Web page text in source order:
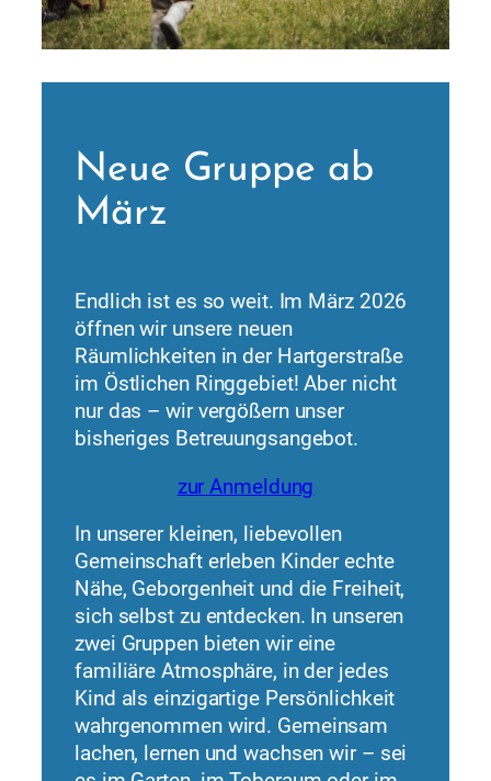
Neue Gruppe ab
März
Endlich ist es so weit. Im März 2026
öffnen wir unsere neuen
Räumlichkeiten in der Hartgerstraße
im Östlichen Ringgebiet! Aber nicht
nur das – wir vergößern unser
bisheriges Betreuungsangebot.
zur Anmeldung
In unserer kleinen, liebevollen
Gemeinschaft erleben Kinder echte
Nähe, Geborgenheit und die Freiheit,
sich selbst zu entdecken. In unseren
zwei Gruppen bieten wir eine
familiäre Atmosphäre, in der jedes
Kind als einzigartige Persönlichkeit
wahrgenommen wird. Gemeinsam
lachen, lernen und wachsen wir – sei